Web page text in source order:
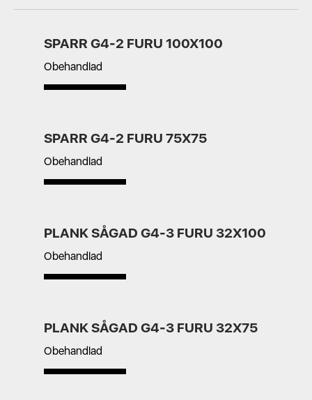
SPARR G4-2 FURU 100X100
Obehandlad
SPARR G4-2 FURU 75X75
Obehandlad
PLANK SÅGAD G4-3 FURU 32X100
Obehandlad
PLANK SÅGAD G4-3 FURU 32X75
Obehandlad